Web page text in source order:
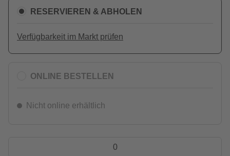
RESERVIEREN & ABHOLEN
Verfügbarkeit im Markt prüfen
ONLINE BESTELLEN
Nicht online erhältlich